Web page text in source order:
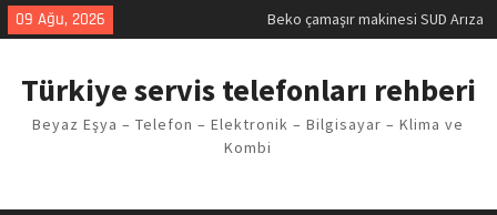
Skip
to
09 Ağu, 2026
Beko çamaşır makinesi SUD Arıza
Kodu
Kodu
Arızası Çözümü
E02 Arıza Kodu Regal kombi
Viessmann kombi F3 Hatası
Türkiye servis telefonları rehberi
Beyaz Eşya – Telefon – Elektronik – Bilgisayar – Klima ve
Kombi